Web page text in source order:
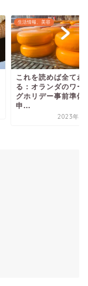
生活情報、美容
これを読めば全てわ
る：オランダのワー
グホリデー事前準備
申...
2023年7